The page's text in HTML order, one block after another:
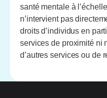
santé mentale à
n’intervient pas
droits d’individus en
services de proximité ni
d’autres services ou de